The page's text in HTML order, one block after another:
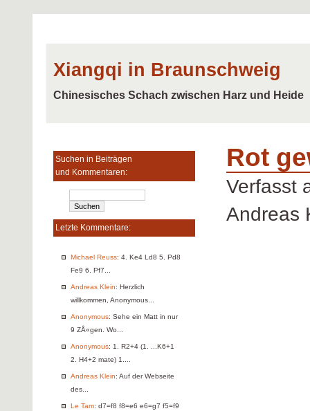
Xiangqi in Braunschweig
Chinesisches Schach zwischen Harz und Heide
Suchen in Beiträgen
und Kommentaren:
Letzte Kommentare:
Michael Reuss: 4. Ke4 Ld8 5. Pd8
Fe9 6. Pf7...
Andreas Klein: Herzlich
willkommen, Anonymous...
Anonymous: Sehe ein Matt in nur
9 ZÅ«gen. Wo...
Anonymous: 1. R2+4 (1. ...K6+1
2. H4+2 mate) 1....
Andreas Klein: Auf der Webseite
des...
Le Tam: d7=f8 f8=e6 e6=g7 f5=f9
Rot
Verfasst
Andreas